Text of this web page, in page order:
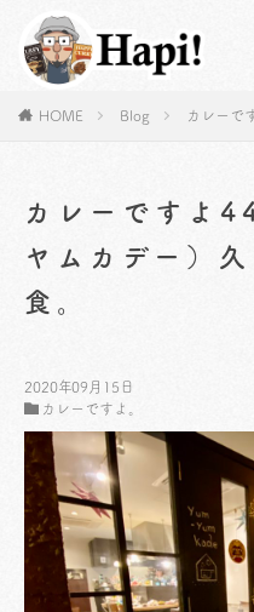
HOME Blog カレーで
カレーですよ
ヤムカデー）
食。
2020年09月15日
カレーですよ。